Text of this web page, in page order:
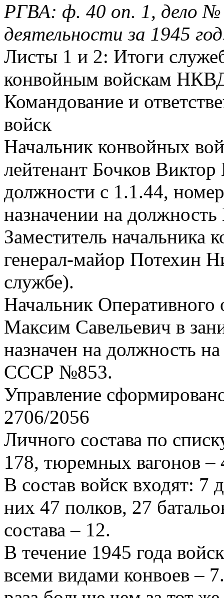
РГВА: ф. 40 оп. 1, дело №
деятельности за 1945
Листы 1 и 2: Итоги
конвойным войскам
Командование и
войск
Начальник конвойных
лейтенант Бочков
должности с 1.1.44,
назначении на
Заместитель
генерал-майор Потехин
службе).
Начальник
Максим Савельевич в
назначен на должность
СССР №853.
Управление
2706/2056
Личного состава по
178, тюремных вагонов –
В состав войск входят: 7
них 47 полков, 27
состава – 12.
В течение 1945 года
всеми видами конвоев –